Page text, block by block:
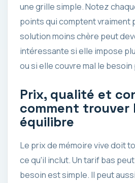
une grille simple. Notez
points qui comptent vraiment
solution moins chère peut
intéressante si elle impose
ou si elle couvre mal le
Prix, qualité et
comment trouver
équilibre
Le prix de mémoire vive doit
ce qu'il inclut. Un tarif bas
besoin est simple. Il peut